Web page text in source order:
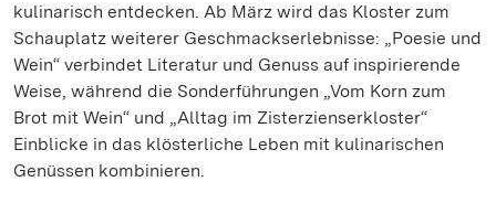
kulinarisch entdecken. Ab März wird das Kloster zum
Schauplatz weiterer Geschmackserlebnisse: „Poesie und
Wein“ verbindet Literatur und Genuss auf inspirierende
Weise, während die Sonderführungen „Vom Korn zum
Brot mit Wein“ und „Alltag im Zisterzienserkloster“
Einblicke in das klösterliche Leben mit kulinarischen
Genüssen kombinieren.